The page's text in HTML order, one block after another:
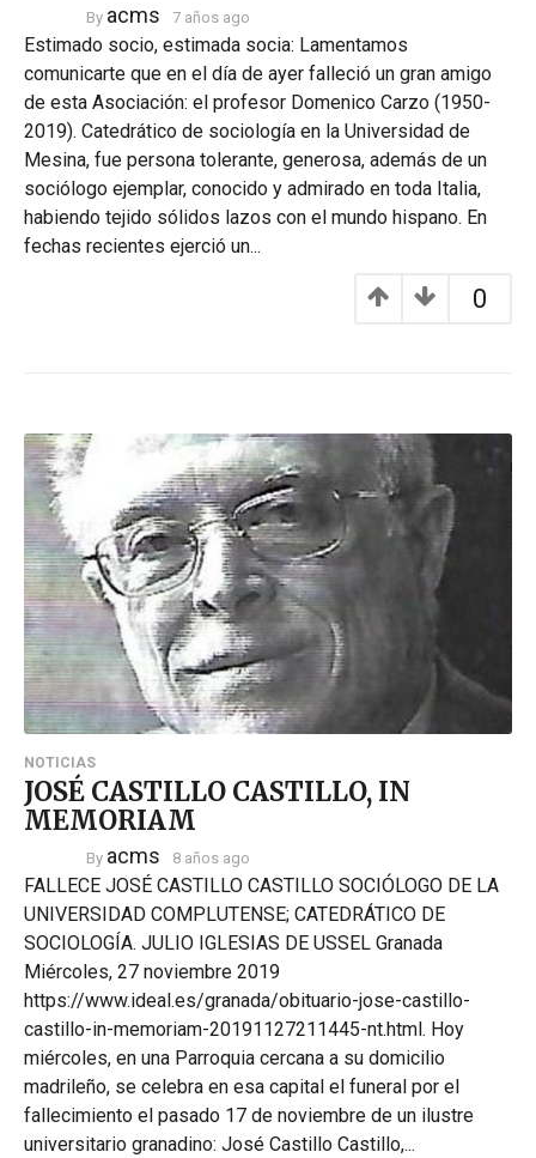
By acms 7 años ago
Estimado socio, estimada socia: Lamentamos
comunicarte que en el día de ayer falleció un gran amigo
de esta Asociación: el profesor Domenico Carzo (1950-
2019). Catedrático de sociología en la Universidad de
Mesina, fue persona tolerante, generosa, además de un
sociólogo ejemplar, conocido y admirado en toda Italia,
habiendo tejido sólidos lazos con el mundo hispano. En
fechas recientes ejerció un...
0
NOTICIAS
JOSÉ CASTILLO CASTILLO, IN
MEMORIAM
By acms 8 años ago
FALLECE JOSÉ CASTILLO CASTILLO SOCIÓLOGO DE LA
UNIVERSIDAD COMPLUTENSE; CATEDRÁTICO DE
SOCIOLOGÍA. JULIO IGLESIAS DE USSEL Granada
Miércoles, 27 noviembre 2019
https://www.ideal.es/granada/obituario-jose-castillo-
castillo-in-memoriam-20191127211445-nt.html. Hoy
miércoles, en una Parroquia cercana a su domicilio
madrileño, se celebra en esa capital el funeral por el
fallecimiento el pasado 17 de noviembre de un ilustre
universitario granadino: José Castillo Castillo,...